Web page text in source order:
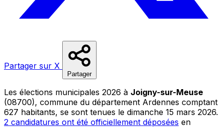
Partager sur X
Partager
Les élections municipales 2026 à Joigny-sur-Meuse
(08700), commune du département Ardennes comptant
627 habitants, se sont tenues le dimanche 15 mars 2026.
2 candidatures ont été officiellement déposées en